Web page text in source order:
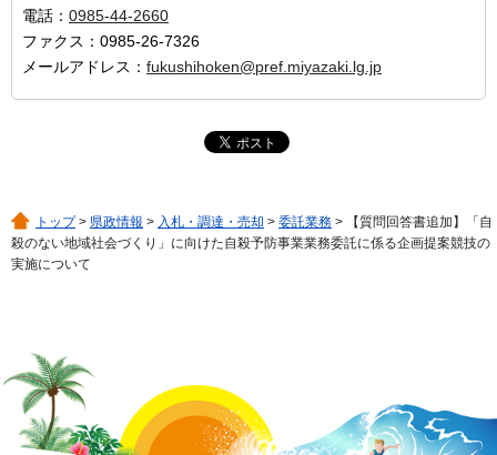
電話： 0985-44-2660
ファクス：0985-26-7326
メールアドレス： fukushihoken@pref.miyazaki.lg.jp
トップ> 県政情報 > 入札・調達・売却 > 委託業務 > 【質問回答書追加】「自
殺のない地域社会づくり」に向けた自殺予防事業業務委託に係る企画提案競技の
実施について